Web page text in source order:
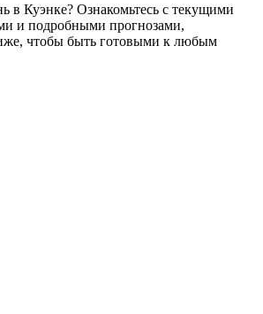
в Куэнке? Ознакомьтесь с текущими
и подробными прогнозами,
чтобы быть готовыми к любым